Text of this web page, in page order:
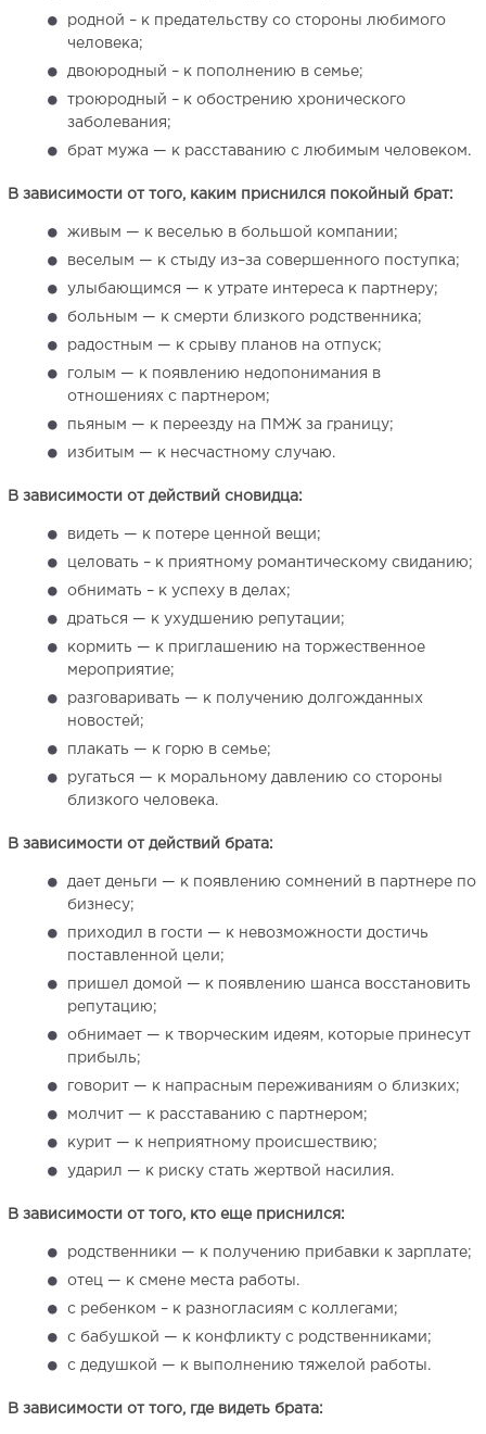
родной – к предательству со стороны любимого
человека;
двоюродный – к пополнению в семье;
троюродный – к обострению хронического
заболевания;
брат мужа — к расставанию с любимым человеком.
В зависимости от того, каким приснился покойный брат:
живым — к веселью в большой компании;
веселым — к стыду из–за совершенного поступка;
улыбающимся — к утрате интереса к партнеру;
больным — к смерти близкого родственника;
радостным — к срыву планов на отпуск;
голым — к появлению недопонимания в
отношениях с партнером;
пьяным — к переезду на ПМЖ за границу;
избитым — к несчастному случаю.
В зависимости от действий сновидца:
видеть — к потере ценной вещи;
целовать – к приятному романтическому свиданию;
обнимать – к успеху в делах;
драться — к ухудшению репутации;
кормить — к приглашению на торжественное
мероприятие;
разговаривать — к получению долгожданных
новостей;
плакать — к горю в семье;
ругаться — к моральному давлению со стороны
близкого человека.
В зависимости от действий брата:
дает деньги — к появлению сомнений в партнере по
бизнесу;
приходил в гости — к невозможности достичь
поставленной цели;
пришел домой — к появлению шанса восстановить
репутацию;
обнимает — к творческим идеям, которые принесут
прибыль;
говорит — к напрасным переживаниям о близких;
молчит — к расставанию с партнером;
курит — к неприятному происшествию;
ударил — к риску стать жертвой насилия.
В зависимости от того, кто еще приснился:
родственники — к получению прибавки к зарплате;
отец — к смене места работы.
с ребенком – к разногласиям с коллегами;
с бабушкой — к конфликту с родственниками;
с дедушкой — к выполнению тяжелой работы.
В зависимости от того, где видеть брата: